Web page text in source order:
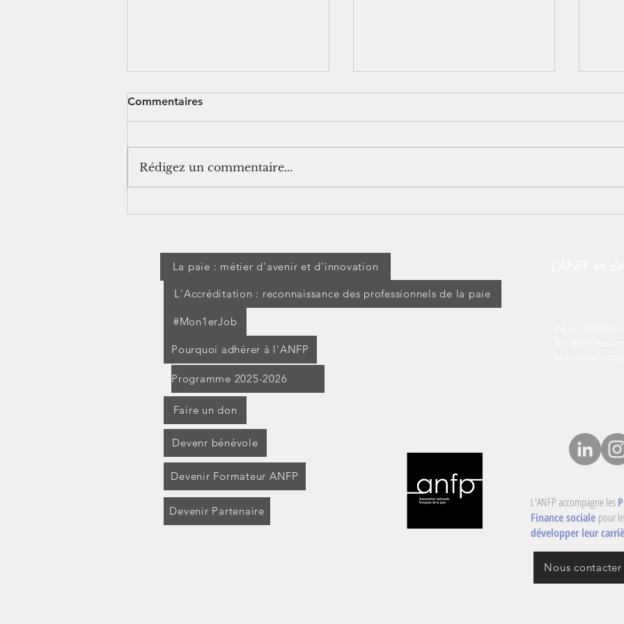
être suspendues
Commentaires
Rédigez un commentaire...
La paie : métier d'avenir et d'innovation
L'Accréditation : reconnaissance des professionnels de la paie
#Mon1erJob
Pourquoi adhérer à l'ANFP
Programme 2025-2026
Faire un don
Devenr bénévole
Devenir Formateur ANFP
Devenir Partenaire
L'ANFP accompagne les
Finance sociale pour
développer leur
Nous contacter